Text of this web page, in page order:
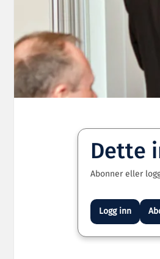
Dette
Abonner eller
Logg inn